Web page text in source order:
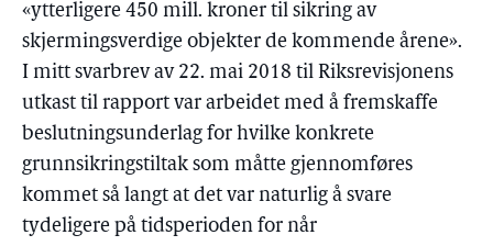
«ytterligere 450 mill. kroner til sikring av
skjermingsverdige objekter de kommende årene».
I mitt svarbrev av 22. mai 2018 til Riksrevisjonens
utkast til rapport var arbeidet med å fremskaffe
beslutningsunderlag for hvilke konkrete
grunnsikringstiltak som måtte gjennomføres
kommet så langt at det var naturlig å svare
tydeligere på tidsperioden for når